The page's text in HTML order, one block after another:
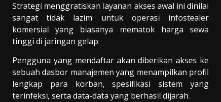
Strategi menggratiskan layanan akses awal ini dinilai
sangat tidak lazim untuk operasi infostealer
komersial yang biasanya mematok harga sewa
tinggi di jaringan gelap.
Pengguna yang mendaftar akan diberikan akses ke
sebuah dasbor manajemen yang menampilkan profil
lengkap para korban, spesifikasi sistem yang
terinfeksi, serta data-data yang berhasil dijarah.